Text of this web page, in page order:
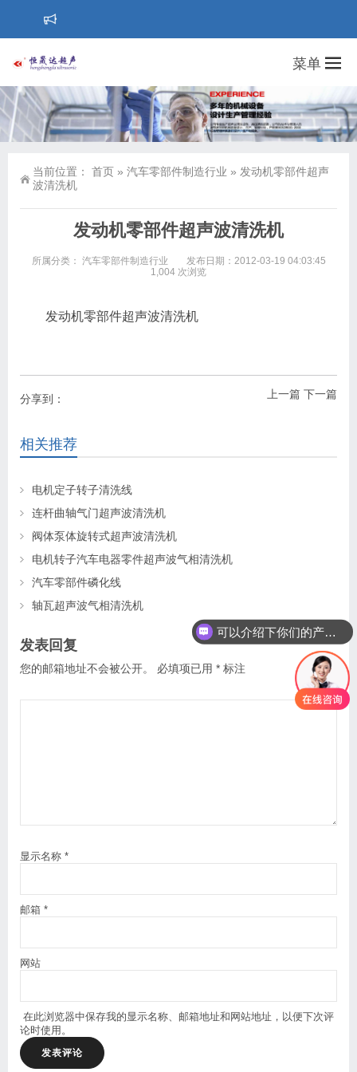
菜单
当前位置： 首页 » 汽车零部件制造行业 » 发动机零部件超声
波清洗机
发动机零部件超声波清洗机
所属分类： 汽车零部件制造行业
发布日期：2012-03-19 04:03:45
1,004 次浏览
发动机零部件超声波清洗机
上一篇 下一篇
分享到：
相关推荐
电机定子转子清洗线
连杆曲轴气门超声波清洗机
阀体泵体旋转式超声波清洗机
电机转子汽车电器零件超声波气相清洗机
汽车零部件磷化线
轴瓦超声波气相清洗机
发表回复
您的邮箱地址不会被公开。 必填项已用 * 标注
显示名称 *
邮箱 *
网站
在此浏览器中保存我的显示名称、邮箱地址和网站地址，以便下次评
论时使用。
可以介绍下你们的产品么